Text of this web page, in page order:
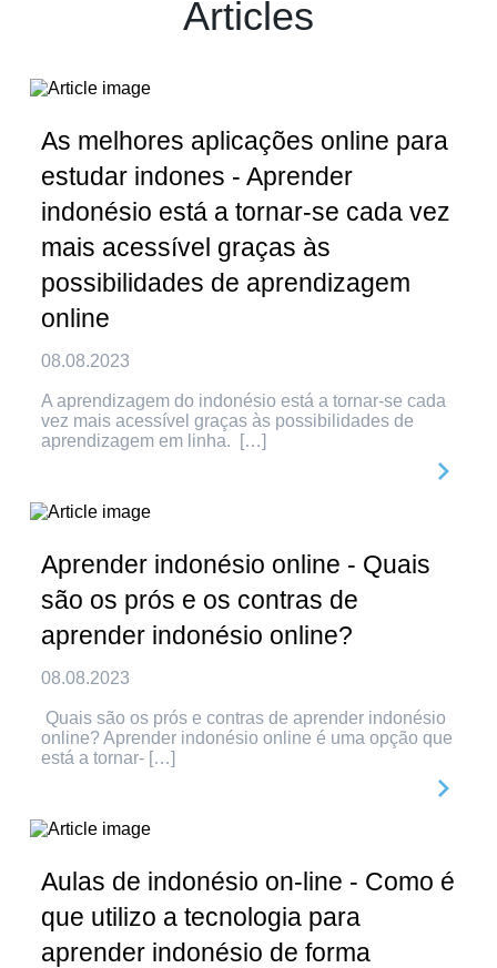
Articles
As melhores aplicações online para
estudar indones - Aprender
indonésio está a tornar-se cada vez
mais acessível graças às
possibilidades de aprendizagem
online
08.08.2023
A aprendizagem do indonésio está a tornar-se cada
vez mais acessível graças às possibilidades de
aprendizagem em linha. […]
Aprender indonésio online - Quais
são os prós e os contras de
aprender indonésio online?
08.08.2023
Quais são os prós e contras de aprender indonésio
online? Aprender indonésio online é uma opção que
está a tornar- […]
Aulas de indonésio on-line - Como é
que utilizo a tecnologia para
aprender indonésio de forma